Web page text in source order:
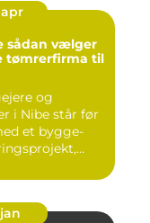
tømrerfirma til
og
i Nibe står før
et bygge-
jan